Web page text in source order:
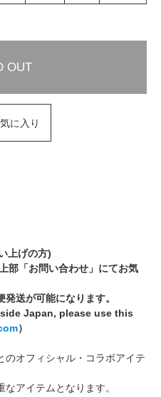
OUT
に入り
上げの方)
部「お問い合わせ」にてお気
発送が可能になります。
Japan, please use this
）
のオフィシャル・コラボアイテ
アイテムとなります。